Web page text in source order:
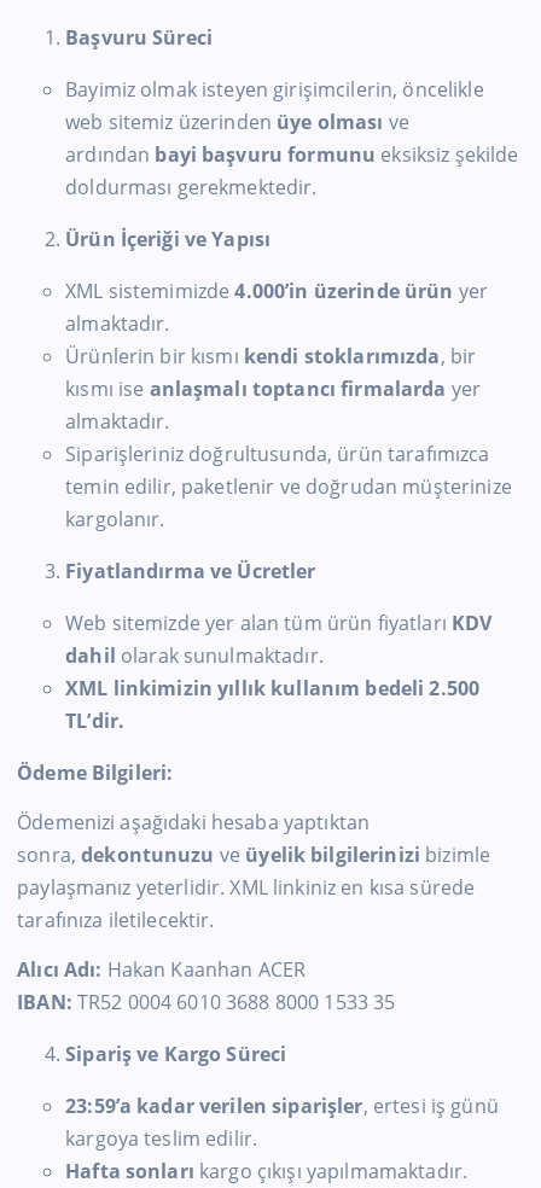
Başvuru Süreci
Bayimiz olmak isteyen girişimcilerin, öncelikle
web sitemiz üzerinden üye olması ve
ardından bayi başvuru formunu eksiksiz şekilde
doldurması gerekmektedir.
Ürün İçeriği ve Yapısı
XML sistemimizde4.000’in üzerinde ürün yer
almaktadır.
Ürünlerin bir kısmı kendi stoklarımızda, bir
kısmı ise anlaşmalı toptancı firmalarda yer
almaktadır.
Siparişleriniz doğrultusunda, ürün tarafımızca
temin edilir, paketlenir ve doğrudan müşterinize
kargolanır.
Fiyatlandırma ve Ücretler
Web sitemizde yer alan tüm ürün fiyatları KDV
dahil olarak sunulmaktadır.
XML linkimizin yıllık kullanım bedeli 2.500
TL’dir.
Ödeme Bilgileri:
Ödemenizi aşağıdaki hesaba yaptıktan
sonra,dekontunuzu ve üyelik bilgilerinizi bizimle
paylaşmanız yeterlidir. XML linkiniz en kısa sürede
tarafınıza iletilecektir.
Alıcı Adı: Hakan Kaanhan ACER
IBAN: TR52 0004 6010 3688 8000 1533 35
Sipariş ve Kargo Süreci
23:59’a kadar verilen siparişler, ertesi iş günü
kargoya teslim edilir.
Hafta sonları kargo çıkışı yapılmamaktadır.